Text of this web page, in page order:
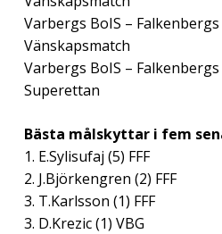
Varbergs BoIS – Falkenbergs
Vänskapsmatch
Varbergs BoIS – Falkenbergs
Superettan
Bästa målskyttar i fem
1. E.Sylisufaj (5) FFF
2. J.Björkengren (2) FFF
3. T.Karlsson (1) FFF
3. D.Krezic (1) VBG